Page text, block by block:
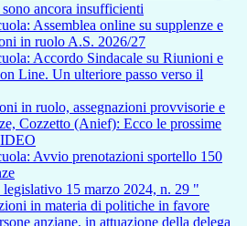
ancora insufficienti
Assemblea online su supplenze e
in ruolo A.S. 2026/27
Accordo Sindacale su Riunioni e
Line. Un ulteriore passo verso il
in ruolo, assegnazioni provvisorie e
Cozzetto (Anief): Ecco le prossime
Avvio prenotazioni sportello 150
legislativo 15 marzo 2024, n. 29 "
in materia di politiche in favore
anziane, in attuazione della delega